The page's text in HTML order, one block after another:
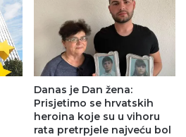
Danas je Dan žena:
Prisjetimo se hrvatskih
heroina koje su u vihoru
rata pretrpjele najveću bol